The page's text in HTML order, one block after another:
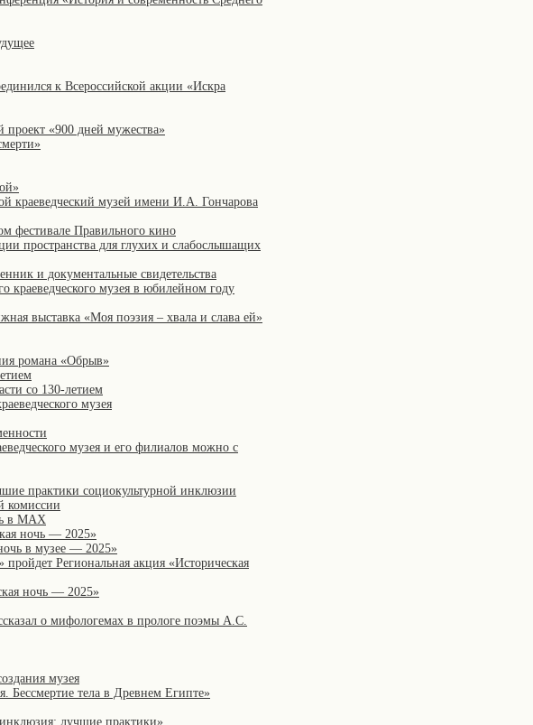
к Всероссийской акции «Искра
проект «900 дней мужества»
краеведческий музей имени И.А. Гончарова
фестивале Правильного кино
пространства для глухих и слабослышащих
и документальные свидетельства
краеведческого музея в юбилейном году
выставка «Моя поэзия – хвала и слава ей»
романа «Обрыв»
со 130-летием
музея
музея и его филиалов можно с
практики социокультурной инклюзии
комиссии
в MAX
ночь — 2025»
в музее — 2025»
Региональная акция «Историческая
ночь — 2025»
о мифологемах в прологе поэмы А.С.
музея
Бессмертие тела в Древнем Египте»
инклюзия: лучшие практики»